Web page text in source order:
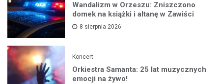
Wandalizm w Orzeszu: Zniszczono
domek na książki i altanę w Zawiści
8 sierpnia 2026
Koncert
Orkiestra Samanta: 25 lat muzycznych
emocji na żywo!